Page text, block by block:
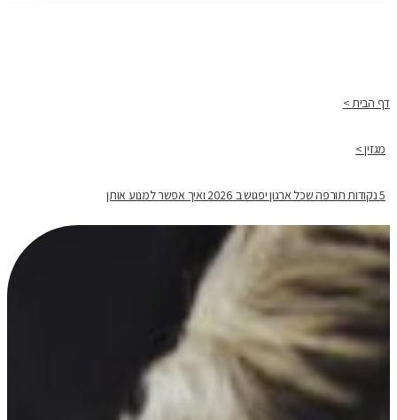
דף הבית >
מגזין >
5 נקודות תורפה שכל ארגון יפגוש ב 2026 ואיך אפשר למנוע אותן